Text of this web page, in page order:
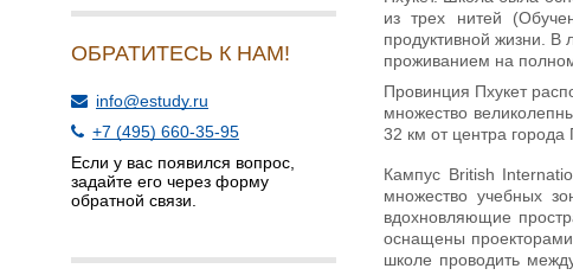
ОБРАТИТЕСЬ К НАМ!
info@estudy.ru
+7 (495) 660-35-95
Если у вас появился вопрос,
задайте его через форму
обратной связи.
из трех нитей
продуктивной жизни. В
проживанием на
Провинция Пхукет
множество
32 км от центра города
Кампус British
множество учебных
вдохновляющие
оснащены
школе проводить